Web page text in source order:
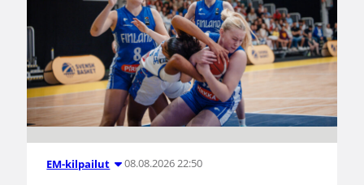
EM-kilpailut 08.08.2026 22:50